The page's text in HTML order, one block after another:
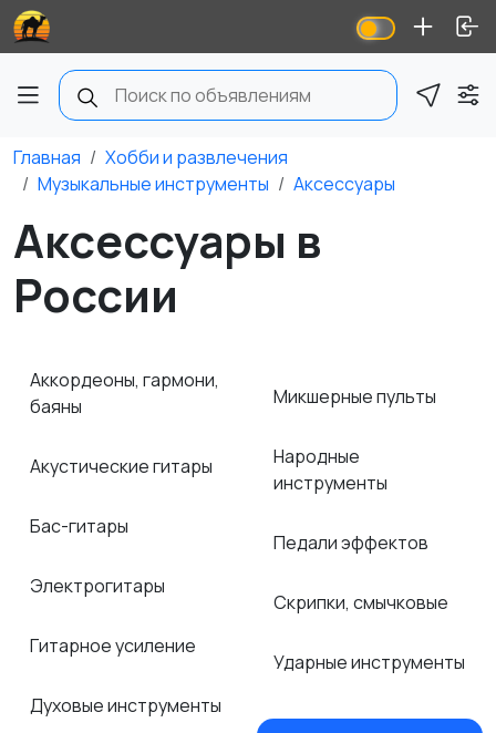
Главная
Хобби и развлечения
Музыкальные инструменты
Аксессуары
Аксессуары в
России
Аккордеоны, гармони,
баяны
Акустические гитары
Бас-гитары
Электрогитары
Гитарное усиление
Духовые инструменты
Микшерные пульты
Народные
инструменты
Педали эффектов
Скрипки, смычковые
Ударные инструменты